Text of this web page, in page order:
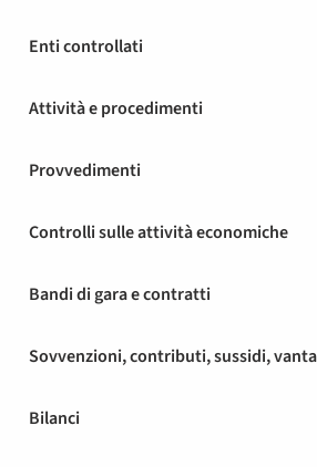
Enti controllati
Attività e procedimenti
Provvedimenti
Controlli sulle attività economiche
Bandi di gara e contratti
Sovvenzioni, contributi, sussidi,
Bilanci